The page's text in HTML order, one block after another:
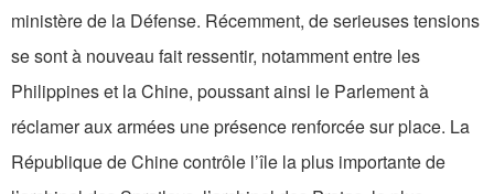
ministère de la Défense. Récemment, de serieuses tensions
se sont à nouveau fait ressentir, notamment entre les
Philippines et la Chine, poussant ainsi le Parlement à
réclamer aux armées une présence renforcée sur place. La
République de Chine contrôle l’île la plus importante de